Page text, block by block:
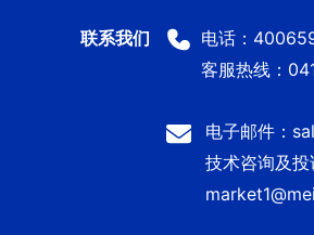
电话：
客服热线：
电子邮件：
技术咨询及